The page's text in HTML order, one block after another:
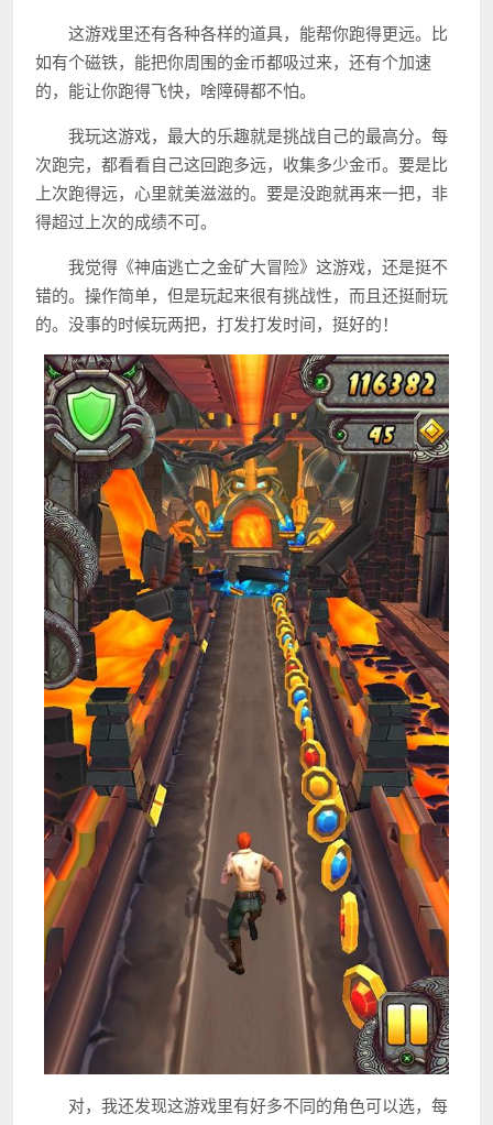
这游戏里还有各种各样的道具，能帮你跑得更远。比
如有个磁铁，能把你周围的金币都吸过来，还有个加速
的，能让你跑得飞快，啥障碍都不怕。
我玩这游戏，最大的乐趣就是挑战自己的最高分。每
次跑完，都看看自己这回跑多远，收集多少金币。要是比
上次跑得远，心里就美滋滋的。要是没跑就再来一把，非
得超过上次的成绩不可。
我觉得《神庙逃亡之金矿大冒险》这游戏，还是挺不
错的。操作简单，但是玩起来很有挑战性，而且还挺耐玩
的。没事的时候玩两把，打发打发时间，挺好的！
对，我还发现这游戏里有好多不同的角色可以选，每